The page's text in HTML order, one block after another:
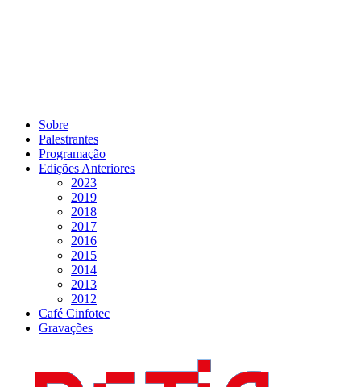
Sobre
Palestrantes
Programação
Edições Anteriores
2023
2019
2018
2017
2016
2015
2014
2013
2012
Café Cinfotec
Gravações